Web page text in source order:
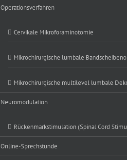
Operationsverfahren
Cervikale Mikroforaminotomie
Mikrochirurgische lumbale
Mikrochirurgische multilevel lumbale
Neuromodulation
Rückenmarkstimulation (Spinal Cord
Online-Sprechstunde